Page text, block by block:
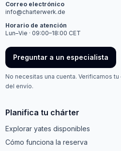
Correo electrónico
info@charterwerk.de
Horario de atención
Lun–Vie · 09:00–18:00 CET
Preguntar a un especialista
No necesitas una cuenta. Verificamos
del envío.
Planifica tu chárter
Explorar yates disponibles
Cómo funciona la reserva